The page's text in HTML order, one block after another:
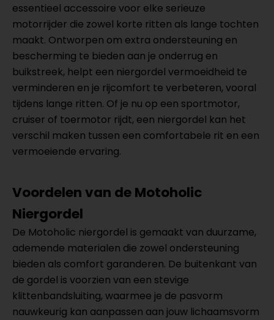
essentieel accessoire voor elke serieuze
motorrijder die zowel korte ritten als lange tochten
maakt. Ontworpen om extra ondersteuning en
bescherming te bieden aan je onderrug en
buikstreek, helpt een niergordel vermoeidheid te
verminderen en je rijcomfort te verbeteren, vooral
tijdens lange ritten. Of je nu op een sportmotor,
cruiser of toermotor rijdt, een niergordel kan het
verschil maken tussen een comfortabele rit en een
vermoeiende ervaring.
Voordelen van de Motoholic
Niergordel
De Motoholic niergordel is gemaakt van duurzame,
ademende materialen die zowel ondersteuning
bieden als comfort garanderen. De buitenkant van
de gordel is voorzien van een stevige
klittenbandsluiting, waarmee je de pasvorm
nauwkeurig kan aanpassen aan jouw lichaamsvorm